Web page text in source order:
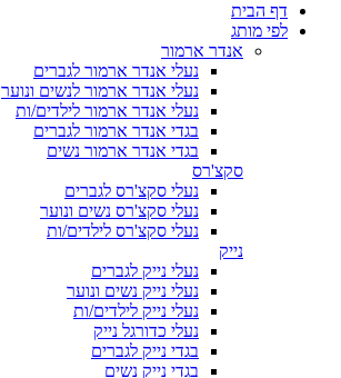
דף הבית
לפי מותג
אנדר ארמור
נעלי אנדר ארמור לגברים
נעלי אנדר ארמור לנשים ונוער
נעלי אנדר ארמור לילדים/ות
בגדי אנדר ארמור לגברים
בגדי אנדר ארמור נשים
סקצ'רס
נעלי סקצ'רס לגברים
נעלי סקצ'רס נשים ונוער
נעלי סקצ'רס לילדים/ות
נייק
נעלי נייק לגברים
נעלי נייק נשים ונוער
נעלי נייק לילדים/ות
נעלי כדורגל נייק
בגדי נייק לגברים
בגדי נייק נשים